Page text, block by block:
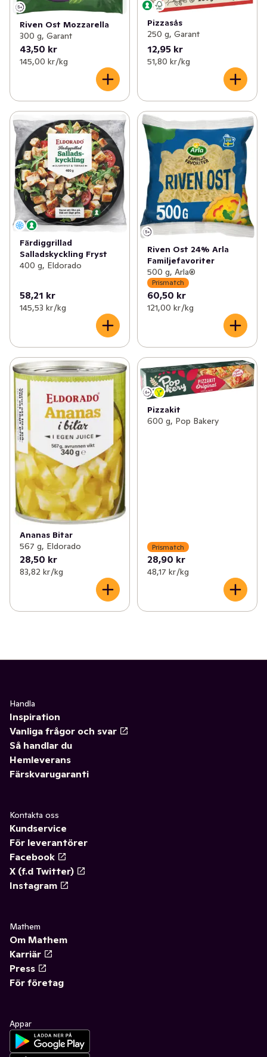
Riven Ost Mozzarella
300 g, Garant
43,50 kr
145,00 kr /kg
Pizzasås
250 g, Garant
12,95 kr
51,80 kr /kg
Färdiggrillad
Salladskyckling Fryst
400 g, Eldorado
58,21 kr
145,53 kr /kg
Riven Ost 24% Arla
Familjefavoriter
500 g, Arla®
Prismatch
60,50 kr
121,00 kr /kg
Ananas Bitar
567 g, Eldorado
28,50 kr
83,82 kr /kg
Pizzakit
600 g, Pop Bakery
Prismatch
28,90 kr
48,17 kr /kg
Handla
Inspiration
Vanliga frågor och svar
Så handlar du
Hemleverans
Färskvarugaranti
Kontakta oss
Kundservice
För leverantörer
Facebook
X (f.d Twitter)
Instagram
Mathem
Om Mathem
Karriär
Press
För företag
Appar